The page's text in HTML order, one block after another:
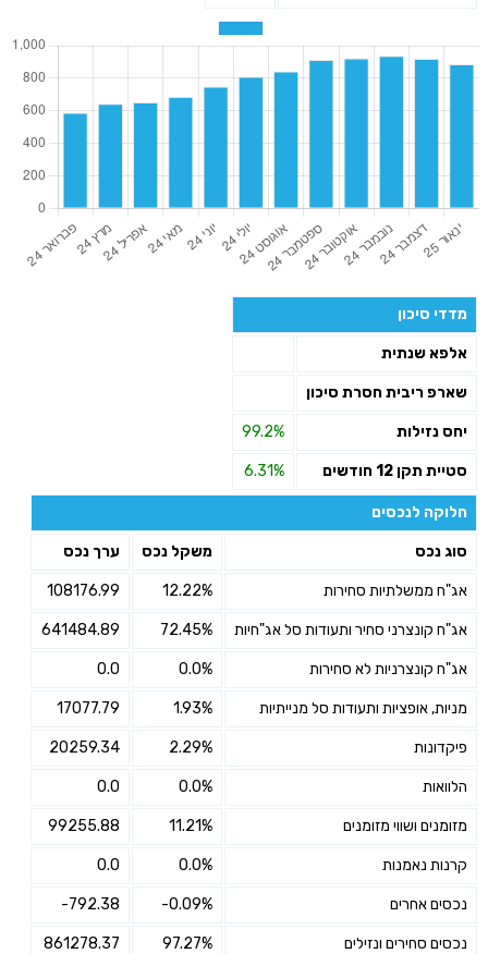
מדדי סיכון
אלפא שנתית
שארפ ריבית חסרת סיכון
יחס נזילות 99.2%
סטיית תקן 12 חודשים 6.31%
חלוקה לנכסים
סוג נכס משקל נכס ערך נכס
אג"ח ממשלתיות סחירות 12.22%
108176.99
אג"ח קונצרני סחיר ותעודות סל אג"חיות 72.45%
641484.89
אג"ח קונצרניות לא סחירות 0.0%
0.0
מניות, אופציות ותעודות סל מנייתיות 1.93%
17077.79
פיקדונות 2.29%
20259.34
הלוואות 0.0%
0.0
מזומנים ושווי מזומנים 11.21%
99255.88
קרנות נאמנות 0.0%
0.0
נכסים אחרים -0.09%
-792.38
נכסים סחירים ונזילים 97.27%
861278.37